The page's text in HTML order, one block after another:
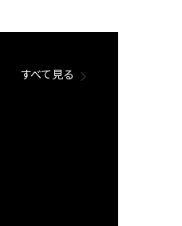
すべて見る